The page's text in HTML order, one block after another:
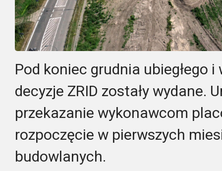
Pod koniec grudnia ubiegłego
decyzje ZRID zostały wydane.
przekazanie wykonawcom
rozpoczęcie w pierwszych
budowlanych.